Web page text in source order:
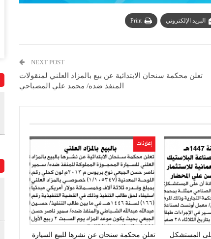
البريد الإلكتروني Print
NEXT POST
تعلن محكمة سنحان الابتدائية عن بيع بالمزاد العلني لمنقولات
المنفذ ضده/ محمد علي المصباحي
المستشكل
إعلانات
تعلن محكمة سنحان عن نشرها للبيع السيارة